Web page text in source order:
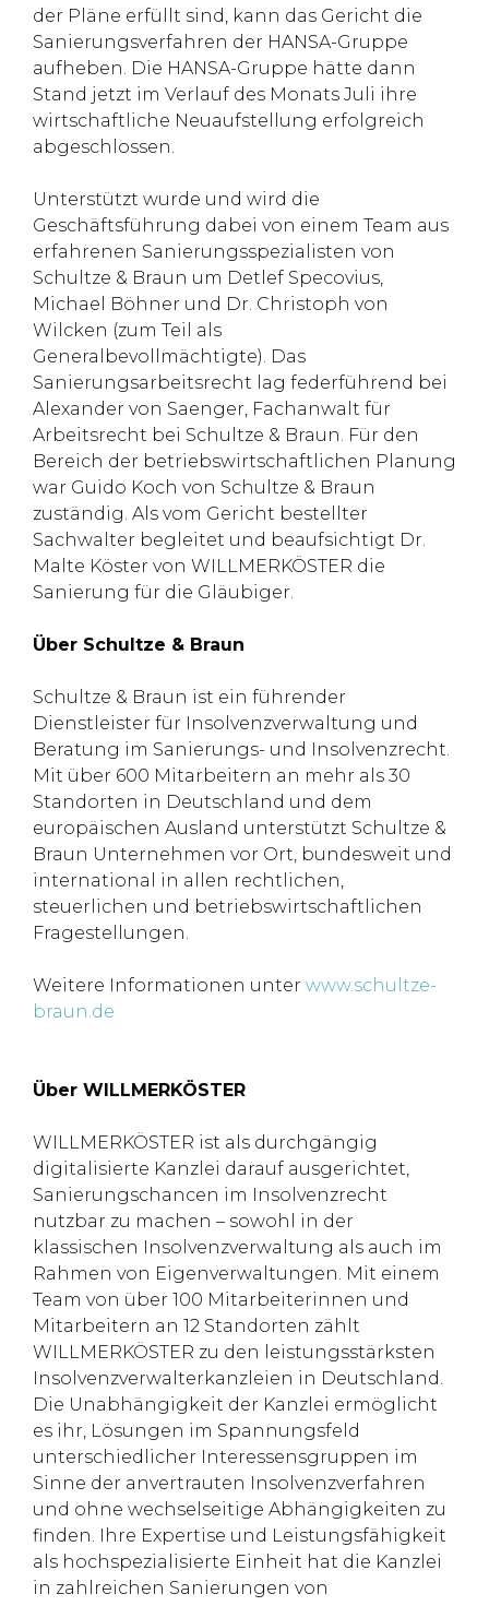
der Pläne erfüllt sind, kann das Gericht die
Sanierungsverfahren der HANSA-Gruppe
aufheben. Die HANSA-Gruppe hätte dann
Stand jetzt im Verlauf des Monats Juli ihre
wirtschaftliche Neuaufstellung erfolgreich
abgeschlossen.
Unterstützt wurde und wird die
Geschäftsführung dabei von einem Team aus
erfahrenen Sanierungsspezialisten von
Schultze & Braun um Detlef Specovius,
Michael Böhner und Dr. Christoph von
Wilcken (zum Teil als
Generalbevollmächtigte). Das
Sanierungsarbeitsrecht lag federführend bei
Alexander von Saenger, Fachanwalt für
Arbeitsrecht bei Schultze & Braun. Für den
Bereich der betriebswirtschaftlichen Planung
war Guido Koch von Schultze & Braun
zuständig. Als vom Gericht bestellter
Sachwalter begleitet und beaufsichtigt Dr.
Malte Köster von WILLMERKÖSTER die
Sanierung für die Gläubiger.
Über Schultze & Braun
Schultze & Braun ist ein führender
Dienstleister für Insolvenzverwaltung und
Beratung im Sanierungs- und Insolvenzrecht.
Mit über 600 Mitarbeitern an mehr als 30
Standorten in Deutschland und dem
europäischen Ausland unterstützt Schultze &
Braun Unternehmen vor Ort, bundesweit und
international in allen rechtlichen,
steuerlichen und betriebswirtschaftlichen
Fragestellungen.
Weitere Informationen unter www.schultze-
braun.de
Über WILLMERKÖSTER
WILLMERKÖSTER ist als durchgängig
digitalisierte Kanzlei darauf ausgerichtet,
Sanierungschancen im Insolvenzrecht
nutzbar zu machen – sowohl in der
klassischen Insolvenzverwaltung als auch im
Rahmen von Eigenverwaltungen. Mit einem
Team von über 100 Mitarbeiterinnen und
Mitarbeitern an 12 Standorten zählt
WILLMERKÖSTER zu den leistungsstärksten
Insolvenzverwalterkanzleien in Deutschland.
Die Unabhängigkeit der Kanzlei ermöglicht
es ihr, Lösungen im Spannungsfeld
unterschiedlicher Interessensgruppen im
Sinne der anvertrauten Insolvenzverfahren
und ohne wechselseitige Abhängigkeiten zu
finden. Ihre Expertise und Leistungsfähigkeit
als hochspezialisierte Einheit hat die Kanzlei
in zahlreichen Sanierungen von